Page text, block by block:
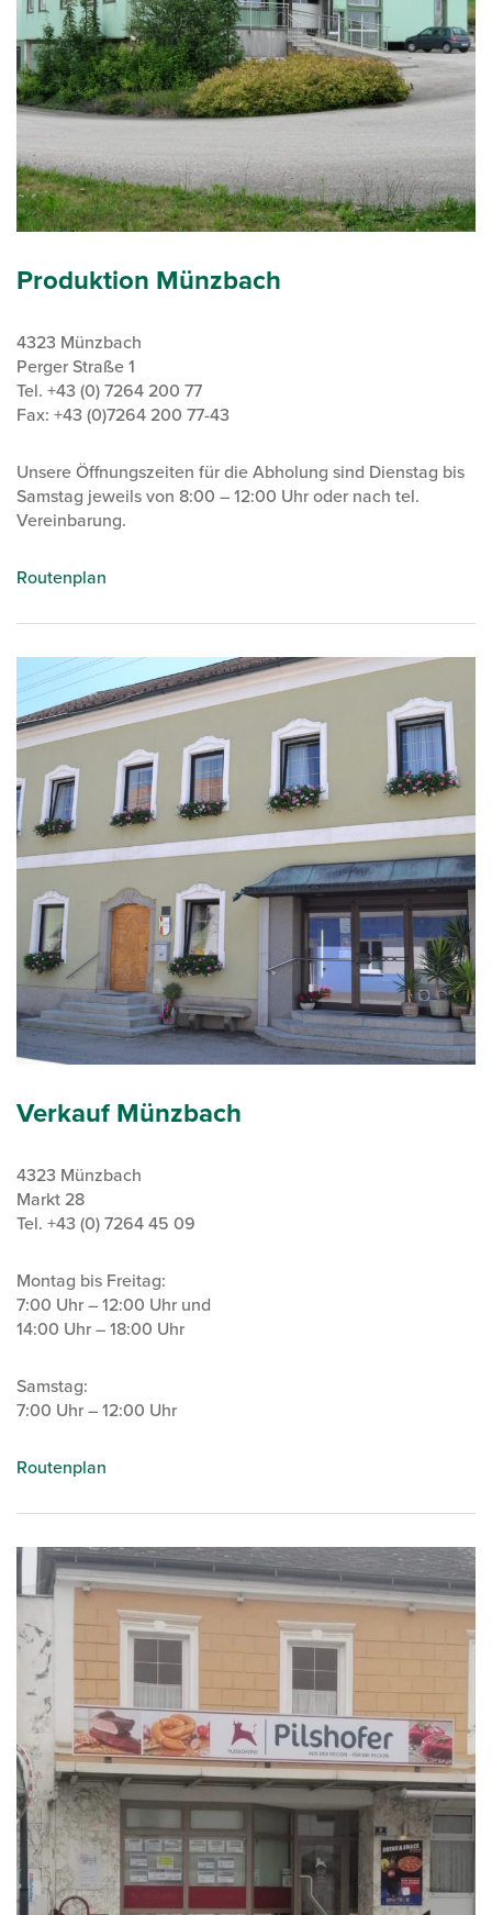
Produktion Münzbach
4323 Münzbach
Perger Straße 1
Tel. +43 (0) 7264 200 77
Fax: +43 (0)7264 200 77-43
Unsere Öffnungszeiten für die Abholung sind Dienstag bis
Samstag jeweils von 8:00 – 12:00 Uhr oder nach tel.
Vereinbarung.
Routenplan
Verkauf Münzbach
4323 Münzbach
Markt 28
Tel. +43 (0) 7264 45 09
Montag bis Freitag:
7:00 Uhr – 12:00 Uhr und
14:00 Uhr – 18:00 Uhr
Samstag:
7:00 Uhr – 12:00 Uhr
Routenplan